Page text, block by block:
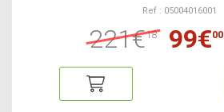
Ref : 05004016001
221€18 99€00